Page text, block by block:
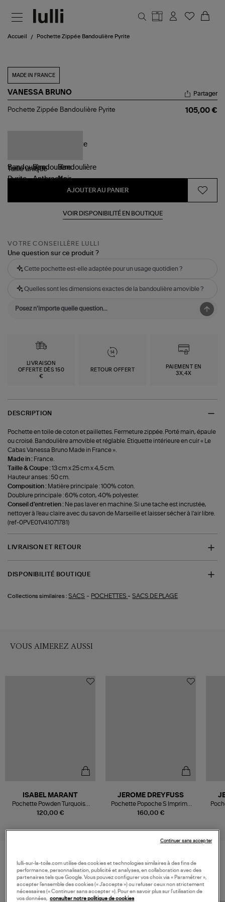
Accueil Pochette Zippée Bandoulière Pyrite
MADE IN FRANCE
VANESSA BRUNO
Pochette
Partager
Pochette Zippée Bandoulière Pyrite 105,00 €
Tailleunique
AJOUTER AU PANIER
VOIR DISPONIBILITÉ EN BOUTIQUE
VOTRE CONSEILLÈRE LULLI
Une question sur ce produit ?
Cette pochette est-elle adaptée pour un usage quotidien ?
Quelles sont les dimensions exactes de la bandoulière amovible ?
LIVRAISON
OFFERTE DÈS 150
€
RETOUR OFFERT
PAIEMENT EN
3X,4X
DESCRIPTION
Pochette en toile de coton et paillettes. Fermeture zippée. Porté main, épaule
ou croisé. Bandoulière amovible et réglable. Etiquette intérieure en cuir « Le
Cabas Vanessa Bruno Made in France ».
Made in : France.
Taille & Coupe :13 cm x 25 cm x 4,5 cm.
Hauteur anses : 50 cm.
Composition : Matière principale : 100% coton.
Doublure principale : 60% coton, 40% polyester.
Conseil d'entretien : Ne pas laver en machine. Si une tache est incrustée,
nettoyer à l'eau claire avec du savon de Marseille et laisser sécher à l'air libre.
(ref-0PVE01V41071781)
LIVRAISON ET RETOUR
DISPONIBILITÉ BOUTIQUE
Collections similaires : SACS - POCHETTES -SACS DE PLAGE
VOUS AIMEREZ AUSSI
120,00 €
ISABEL MARANT
Pochette Powden Turquoise
Chalk
160,00 €
JEROME DREYFUSS
Pochette Popoche S Imprimé
Croco Grunge
VOS DERNIERS PRODUITS VUS
lulli-sur-la-toile.com utilise des cookies et technologies similaires à des fins de
performance, personnalisation, publicité et analyses, en collaboration avec des
partenaires tels que Google. Vous pouvez configurer vos choix via « Paramétrer »,
accepter l’ensemble des cookies (« J’accepte ») ou refuser ceux non strictement
nécessaires (« Continuer sans accepter »). Pour en savoir plus sur l’utilisation de
vos données, consulter notre politique de cookies
Continuer sans accepter